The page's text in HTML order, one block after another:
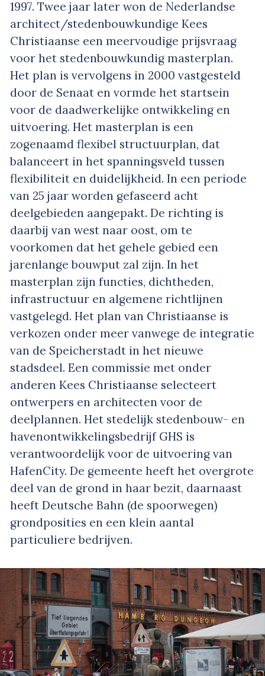
1997. Twee jaar later won de Nederlandse
architect/stedenbouwkundige Kees
Christiaanse een meervoudige prijsvraag
voor het stedenbouwkundig masterplan.
Het plan is vervolgens in 2000 vastgesteld
door de Senaat en vormde het startsein
voor de daadwerkelijke ontwikkeling en
uitvoering. Het masterplan is een
zogenaamd flexibel structuurplan, dat
balanceert in het spanningsveld tussen
flexibiliteit en duidelijkheid. In een periode
van 25 jaar worden gefaseerd acht
deelgebieden aangepakt. De richting is
daarbij van west naar oost, om te
voorkomen dat het gehele gebied een
jarenlange bouwput zal zijn. In het
masterplan zijn functies, dichtheden,
infrastructuur en algemene richtlijnen
vastgelegd. Het plan van Christiaanse is
verkozen onder meer vanwege de integratie
van de Speicherstadt in het nieuwe
stadsdeel. Een commissie met onder
anderen Kees Christiaanse selecteert
ontwerpers en architecten voor de
deelplannen. Het stedelijk stedenbouw- en
havenontwikkelingsbedrijf GHS is
verantwoordelijk voor de uitvoering van
HafenCity. De gemeente heeft het overgrote
deel van de grond in haar bezit, daarnaast
heeft Deutsche Bahn (de spoorwegen)
grondposities en een klein aantal
particuliere bedrijven.